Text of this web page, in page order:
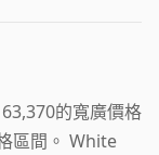
的寬廣價格
區間。 White